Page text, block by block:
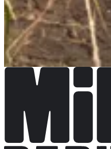
Trail 10 km Date à confirmer
Plus d'info
Plus d'info
Trail 18 km Date à confirmer
Plus d'info
Plus d'info